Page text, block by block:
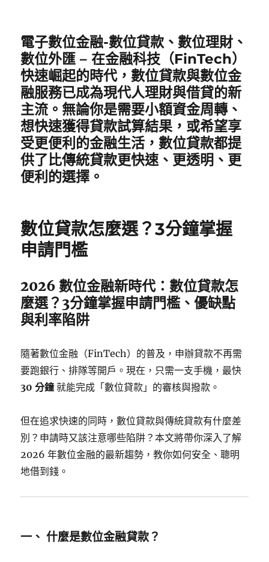
電子數位金融-數位貸款、數位理財、
數位外匯 – 在金融科技（FinTech）
快速崛起的時代，數位貸款與數位金
融服務已成為現代人理財與借貸的新
主流。無論你是需要小額資金周轉、
想快速獲得貸款試算結果，或希望享
受更便利的金融生活，數位貸款都提
供了比傳統貸款更快速、更透明、更
便利的選擇。
數位貸款怎麼選？3分鐘掌握
申請門檻
2026 數位金融新時代：數位貸款怎
麼選？3分鐘掌握申請門檻、優缺點
與利率陷阱
隨著數位金融（FinTech）的普及，申辦貸款不再需
要跑銀行、排隊等開戶。現在，只需一支手機，最快
30 分鐘就能完成「數位貸款」的審核與撥款。
但在追求快速的同時，數位貸款與傳統貸款有什麼差
別？申請時又該注意哪些陷阱？本文將帶你深入了解
2026 年數位金融的最新趨勢，教你如何安全、聰明
地借到錢。
一、 什麼是數位金融貸款？